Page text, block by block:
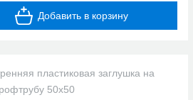
Добавить в корзину